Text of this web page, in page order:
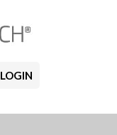
LOGIN